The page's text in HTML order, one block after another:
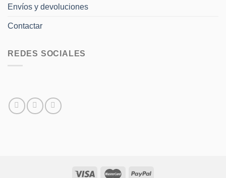
Envíos y devoluciones
Contactar
REDES SOCIALES